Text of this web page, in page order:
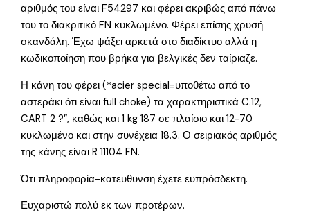
αριθμός του είναι F54297 και φέρει ακριβώς από πάνω
του το διακριτικό FN κυκλωμένο. Φέρει επίσης χρυσή
σκανδάλη. Έχω ψάξει αρκετά στο διαδίκτυο αλλά η
κωδικοποίηση που βρήκα για βελγικές δεν ταίριαζε.
Η κάνη του φέρει (*acier special=υποθέτω από το
αστεράκι ότι είναι full choke) τα χαρακτηριστικά C.12,
CART 2 ?”, καθώς και 1 kg 187 σε πλαίσιο και 12-70
κυκλωμένο και στην συνέχεια 18.3. Ο σειριακός αριθμός
της κάνης είναι R 11104 FN.
Ότι πληροφορία-κατευθυνση έχετε ευπρόσδεκτη.
Ευχαριστώ πολύ εκ των προτέρων.